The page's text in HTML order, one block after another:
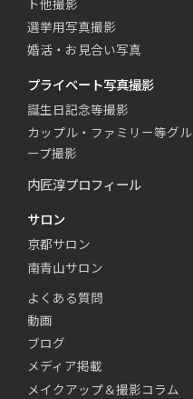
ト他撮影
選挙用写真撮影
婚活・お見合い写真
プライベート写真撮影
誕生日記念等撮影
カップル・ファミリー等グル
ープ撮影
内匠淳プロフィール
サロン
京都サロン
南青山サロン
よくある質問
動画
ブログ
メディア掲載
メイクアップ＆撮影コラム